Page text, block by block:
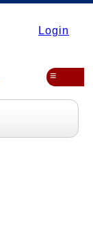
Login
≡